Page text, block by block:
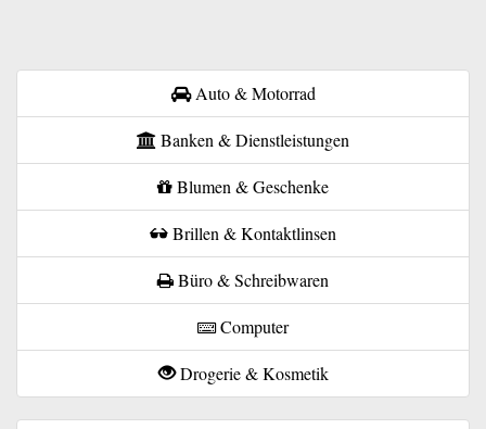
Auto & Motorrad
Banken & Dienstleistungen
Blumen & Geschenke
Brillen & Kontaktlinsen
Büro & Schreibwaren
Computer
Drogerie & Kosmetik